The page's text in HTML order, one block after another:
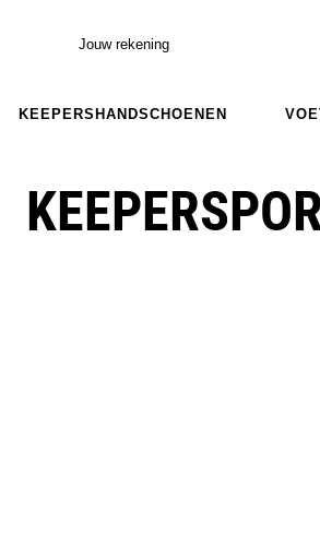
Jouw rekening
KEEPERSHANDSCHOENEN